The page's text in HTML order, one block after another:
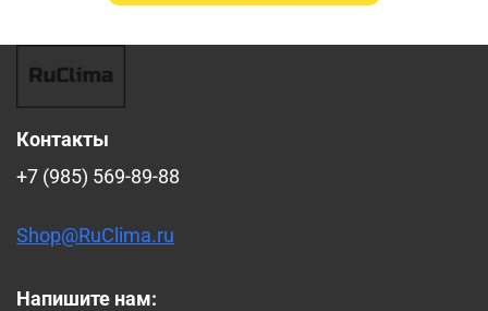
Контакты
+7 (985) 569-89-88
Shop@RuClima.ru
Напишите нам: